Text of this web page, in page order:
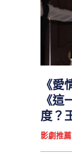
《
《
度？
影劇推薦